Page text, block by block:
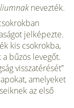
nevezték.
jelképezte.
kis csokrokba,
bűzös levegőt.
visszatérését”
amelyeket
az első